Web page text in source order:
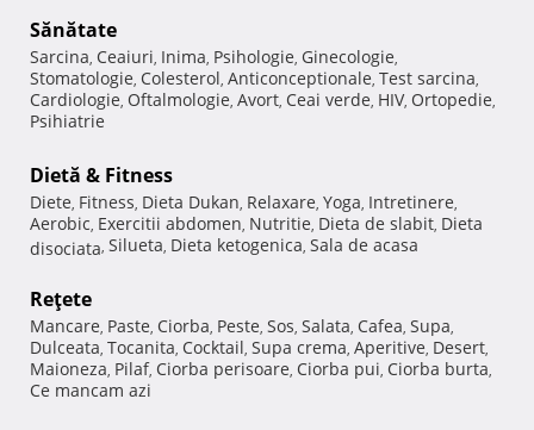
Sănătate
Sarcina, Ceaiuri, Inima, Psihologie, Ginecologie,
Stomatologie, Colesterol, Anticonceptionale, Test sarcina,
Cardiologie, Oftalmologie, Avort, Ceai verde, HIV, Ortopedie,
Psihiatrie
Dietă & Fitness
Diete, Fitness, Dieta Dukan, Relaxare, Yoga, Intretinere,
Aerobic, Exercitii abdomen, Nutritie, Dieta de slabit, Dieta
disociata, Silueta, Dieta ketogenica, Sala de acasa
Reţete
Mancare, Paste, Ciorba, Peste, Sos, Salata, Cafea, Supa,
Dulceata, Tocanita, Cocktail, Supa crema, Aperitive, Desert,
Maioneza, Pilaf, Ciorba perisoare, Ciorba pui, Ciorba burta,
Ce mancam azi